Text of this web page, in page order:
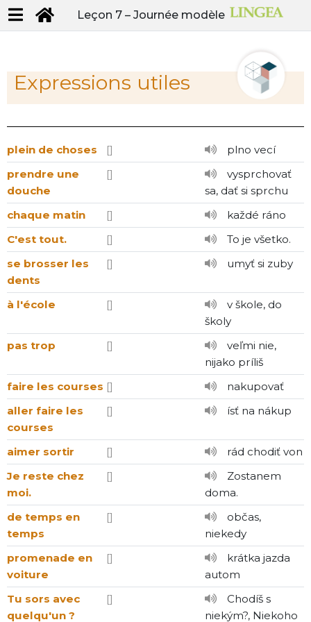
Leçon 7 – Journée modèle
Expressions utiles
plein de choses []
plno vecí
prendre une
douche
[]
vysprchovať
sa, dať si sprchu
chaque matin
[]
každé ráno
C'est tout.
[]
To je všetko.
se brosser les
dents
[] umyť si zuby
à l'école []
v škole, do
školy
pas trop
[]
veľmi nie,
nijako príliš
faire les courses []
nakupovať
aller faire les
courses
[] ísť na nákup
aimer sortir []
rád chodiť von
Je reste chez
moi.
[]
Zostanem
doma.
de temps en
temps
[]
občas,
niekedy
promenade en
voiture
[]
krátka jazda
autom
Tu sors avec
quelqu'un ?
[]
Chodíš s
niekým?, Niekoho